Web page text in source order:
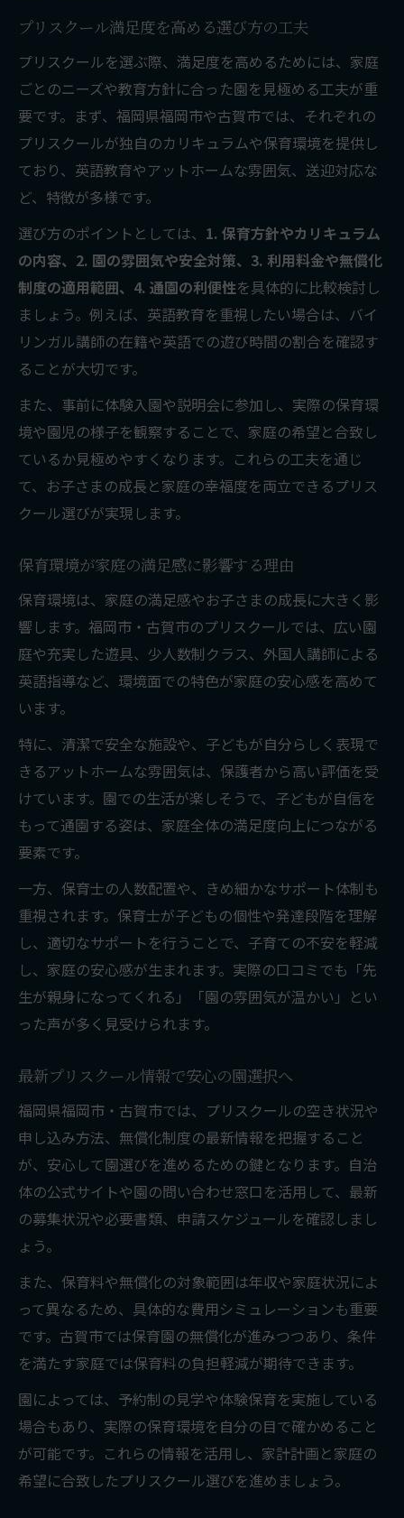
保育料や支援制度が選び方に与える影響
最新支援制度で得られるメリットと注意点
満足度高めるためのプリスクール活用術
プリスクール活用で得られる家庭の変化
満足度向上に役立つプリスクール選定法
保育負担を減らすプリスクールの工夫
親子に合うプリスクールの探し方とは
体験談が示すプリスクール満足度の秘訣
保育負担軽減を目指す家庭に役立つ情報
プリスクール利用で保育負担はどう変わる
家計に優しいプリスクール選びの実践法
支援制度活用で保育負担を賢く減らす方法
プリスクール利用時の費用軽減ポイント
申請や空き状況確認が重要な理由を解説
プリスクール申請時に知るべき注意点
申請から利用までのスムーズな流れとは
プリスクール空き状況の最新情報を活用
申し込み・申請で満足度を高めるコツ
未来につながるプリスクールの選び方
将来を見据えたプリスクール選びの視点
プリスクール選定で重視すべきポイント
満足度と将来性を兼ね備える園の特徴
プリスクール利用で広がる子どもの可能性
プリスクール満足度を高める選び方の工夫
プリスクールを選ぶ際、満足度を高めるためには、家庭
ごとのニーズや教育方針に合った園を見極める工夫が重
要です。まず、福岡県福岡市や古賀市では、それぞれの
プリスクールが独自のカリキュラムや保育環境を提供し
ており、英語教育やアットホームな雰囲気、送迎対応な
ど、特徴が多様です。
選び方のポイントとしては、 1. 保育方針やカリキュラム
の内容、2. 園の雰囲気や安全対策、3. 利用料金や無償化
制度の適用範囲、4. 通園の利便性を具体的に比較検討し
ましょう。例えば、英語教育を重視したい場合は、バイ
リンガル講師の在籍や英語での遊び時間の割合を確認す
ることが大切です。
また、事前に体験入園や説明会に参加し、実際の保育環
境や園児の様子を観察することで、家庭の希望と合致し
ているか見極めやすくなります。これらの工夫を通じ
て、お子さまの成長と家庭の幸福度を両立できるプリス
クール選びが実現します。
保育環境が家庭の満足感に影響する理由
保育環境は、家庭の満足感やお子さまの成長に大きく影
響します。福岡市・古賀市のプリスクールでは、広い園
庭や充実した遊具、少人数制クラス、外国人講師による
英語指導など、環境面での特色が家庭の安心感を高めて
います。
特に、清潔で安全な施設や、子どもが自分らしく表現で
きるアットホームな雰囲気は、保護者から高い評価を受
けています。園での生活が楽しそうで、子どもが自信を
もって通園する姿は、家庭全体の満足度向上につながる
要素です。
一方、保育士の人数配置や、きめ細かなサポート体制も
重視されます。保育士が子どもの個性や発達段階を理解
し、適切なサポートを行うことで、子育ての不安を軽減
し、家庭の安心感が生まれます。実際の口コミでも「先
生が親身になってくれる」「園の雰囲気が温かい」とい
った声が多く見受けられます。
最新プリスクール情報で安心の園選択へ
福岡県福岡市・古賀市では、プリスクールの空き状況や
申し込み方法、無償化制度の最新情報を把握すること
が、安心して園選びを進めるための鍵となります。自治
体の公式サイトや園の問い合わせ窓口を活用して、最新
の募集状況や必要書類、申請スケジュールを確認しまし
ょう。
また、保育料や無償化の対象範囲は年収や家庭状況によ
って異なるため、具体的な費用シミュレーションも重要
です。古賀市では保育園の無償化が進みつつあり、条件
を満たす家庭では保育料の負担軽減が期待できます。
園によっては、予約制の見学や体験保育を実施している
場合もあり、実際の保育環境を自分の目で確かめること
が可能です。これらの情報を活用し、家計計画と家庭の
希望に合致したプリスクール選びを進めましょう。